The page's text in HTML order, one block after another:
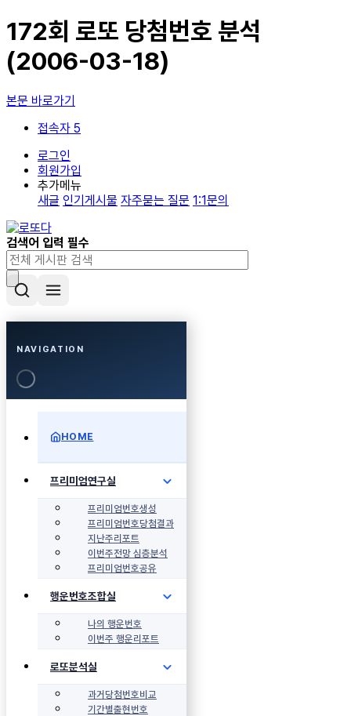
172회 로또 당첨번호 분석
(2006-03-18)
본문 바로가기
접속자 5
로그인
회원가입
추가메뉴
새글 인기게시물 자주묻는 질문 1:1문의
검색어 입력 필수
NAVIGATION
HOME
프리미엄연구실
프리미엄번호생성
프리미엄번호당첨결과
지난주리포트
이번주전망 심층분석
프리미엄번호공유
행운번호조합실
나의 행운번호
이번주 행운리포트
로또분석실
과거당첨번호비교
기간별출현번호